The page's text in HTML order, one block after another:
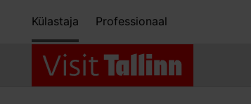
Külastaja Professionaal